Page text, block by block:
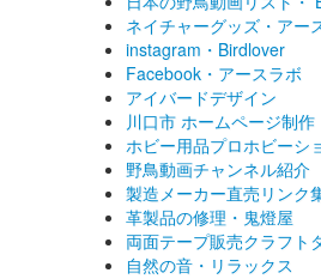
ネイチャーグッズ・アー
instagram・Birdlover
Facebook・アースラボ
アイバードデザイン
川口市 ホームページ制作
ホビー用品プロホビーシ
野鳥動画チャンネル紹介
製造メーカー直売リンク
革製品の修理・鬼燈屋
両面テープ販売クラフト
自然の音・リラックス